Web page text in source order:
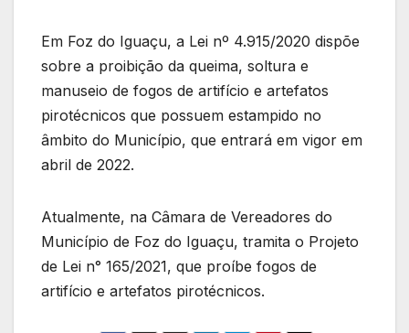
Em Foz do Iguaçu, a Lei nº 4.915/2020 dispõe
sobre a proibição da queima, soltura e
manuseio de fogos de artifício e artefatos
pirotécnicos que possuem estampido no
âmbito do Município, que entrará em vigor em
abril de 2022.
Atualmente, na Câmara de Vereadores do
Município de Foz do Iguaçu, tramita o Projeto
de Lei n° 165/2021, que proíbe fogos de
artifício e artefatos pirotécnicos.